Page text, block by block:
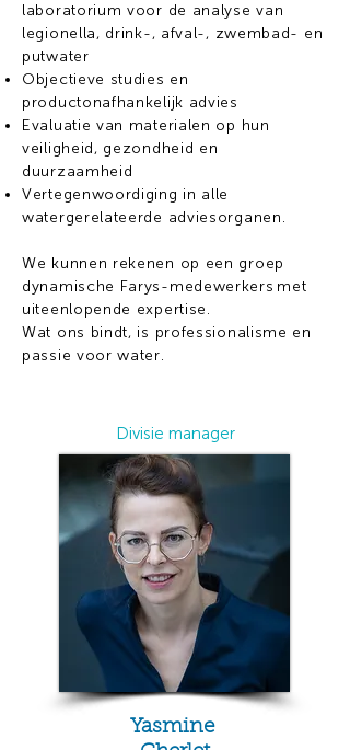
laboratorium voor de analyse van
legionella, drink-, afval-, zwembad- en
putwater
Objectieve studies en
productonafhankelijk advies
Evaluatie van materialen op hun
veiligheid, gezondheid en
duurzaamheid
Vertegenwoordiging in alle
watergerelateerde adviesorganen.
​We kunnen rekenen op een groep
dynamische Farys-medewerkers met
uiteenlopende expertise.
​Wat ons bindt, is professionalisme en
passie voor water.
Divisie manager
Yasmine